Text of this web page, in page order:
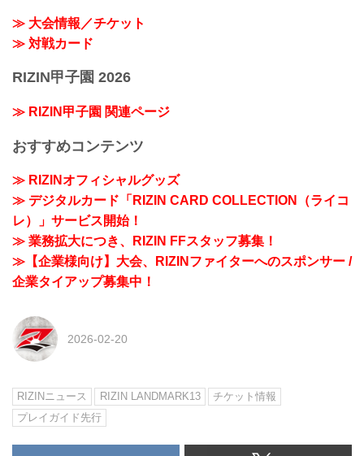
≫ 大会情報／チケット
≫ 対戦カード
RIZIN甲子園 2026
≫ RIZIN甲子園 関連ページ
おすすめコンテンツ
≫ RIZINオフィシャルグッズ
≫ デジタルカード「RIZIN CARD COLLECTION（ライコ
レ）」サービス開始！
≫ 業務拡大につき、RIZIN FFスタッフ募集！
≫【企業様向け】大会、RIZINファイターへのスポンサー /
企業タイアップ募集中！
2026-02-20
RIZINニュース RIZIN LANDMARK13
チケット情報
プレイガイド先行